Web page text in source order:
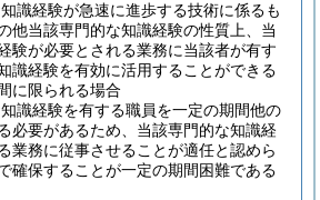
識経験が急速に進歩する技術に係るも
他当該専門的な知識経験の性質上、当
験が必要とされる業務に当該者が有す
識経験を有効に活用することができる
に限られる場合
識経験を有する職員を一定の期間他の
必要があるため、当該専門的な知識経
業務に従事させることが適任と認めら
確保することが一定の期間困難である